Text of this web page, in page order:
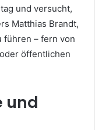
und versucht,
Matthias Brandt,
führen – fern von
öffentlichen
und